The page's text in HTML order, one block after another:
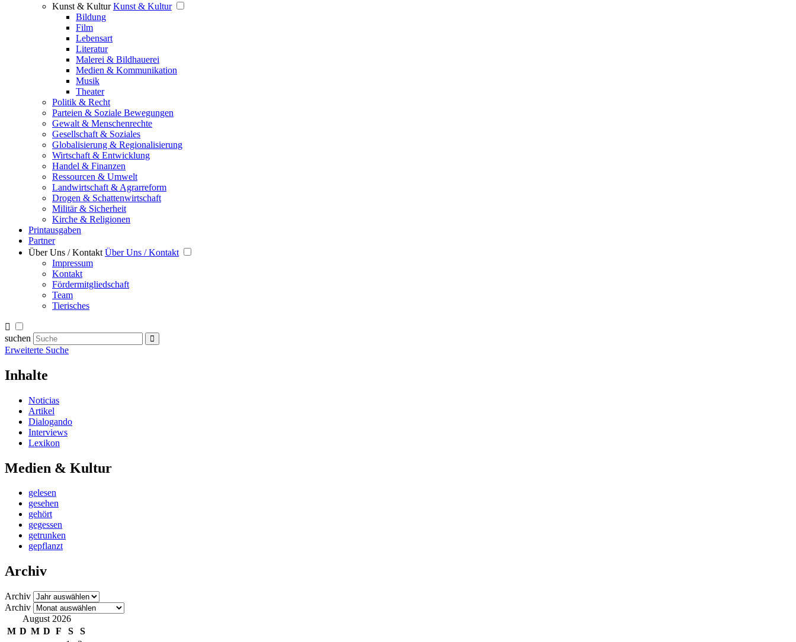
Kunst & Kultur Kunst & Kultur
Bildung
Film
Lebensart
Literatur
Malerei & Bildhauerei
Medien & Kommunikation
Musik
Theater
Politik & Recht
Parteien & Soziale Bewegungen
Gewalt & Menschenrechte
Gesellschaft & Soziales
Globalisierung & Regionalisierung
Wirtschaft & Entwicklung
Handel & Finanzen
Ressourcen & Umwelt
Landwirtschaft & Agrarreform
Drogen & Schattenwirtschaft
Militär & Sicherheit
Kirche & Religionen
Printausgaben
Partner
Über Uns / Kontakt Über Uns / Kontakt
Impressum
Kontakt
Fördermitgliedschaft
Team
Tierisches
suchen
Erweiterte Suche
Inhalte
Noticias
Artikel
Dialogando
Interviews
Lexikon
Medien & Kultur
gelesen
gesehen
gehört
gegessen
getrunken
gepflanzt
Archiv
Archiv
Archiv
August 2026
M D M D F S
S